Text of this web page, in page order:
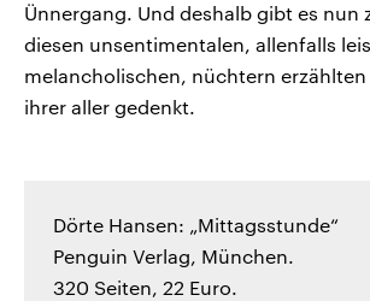
Ünnergang. Und deshalb gibt es nun
diesen unsentimentalen, allenfalls
melancholischen, nüchtern erzählten
ihrer aller gedenkt.
Dörte Hansen: „Mittagsstunde“
Penguin Verlag, München.
320 Seiten, 22 Euro.